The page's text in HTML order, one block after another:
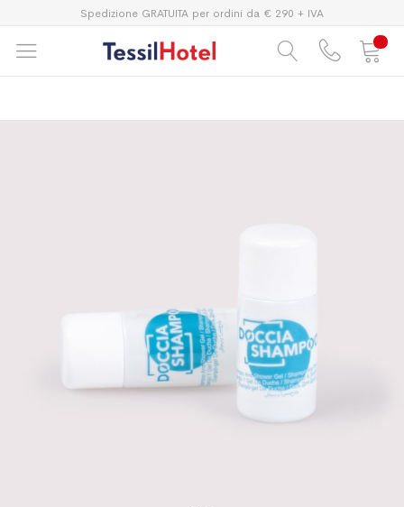
Spedizione GRATUITA per ordini da € 290 + IVA